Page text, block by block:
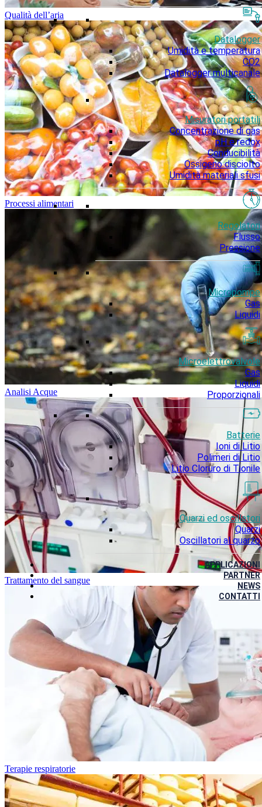
Datalogger
Umidità e temperatura
CO2
Datalogger multicanale
Misuratori portatili
Concentrazione di gas
pH e redox
Conducibilità
Ossigeno disciolto
Umidità materiali sfusi
Regolatori
Flusso
Pressione
Micropompe
Gas
Liquidi
Microelettrovalvole
Gas
Liquidi
Proporzionali
Batterie
Ioni di Litio
Polimeri di Litio
Litio Cloruro di Tionile
Quarzi ed oscillatori
Quarzi
Oscillatori al quarzo
APPLICAZIONI
PARTNER
NEWS
CONTATTI
Qualità dell’aria
Processi alimentari
Analisi Acque
Trattamento del sangue
Terapie respiratorie